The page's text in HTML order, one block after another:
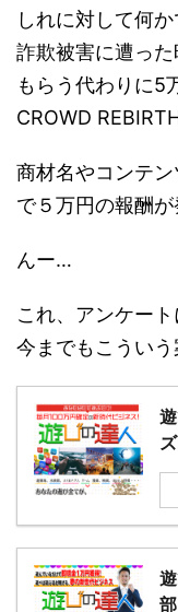
しれに対して何
詐欺被害に遭っ
もらう代わりに5
CROWD
商材名やコンテ
で５万円の報酬
んー…
これ、アンケー
今までもこういう